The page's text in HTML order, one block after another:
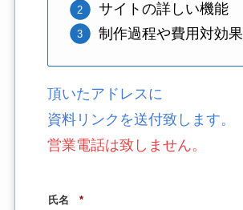
サイトの詳しい機能
制作過程や費用対効果
頂いたアドレスに
資料リンクを送付致します。
営業電話は致しません。
氏名 *